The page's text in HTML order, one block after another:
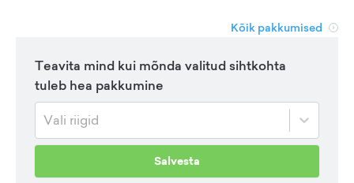
Kõik pakkumised
Teavita mind kui mõnda valitud sihtkohta
tuleb hea pakkumine
Vali riigid
Salvesta